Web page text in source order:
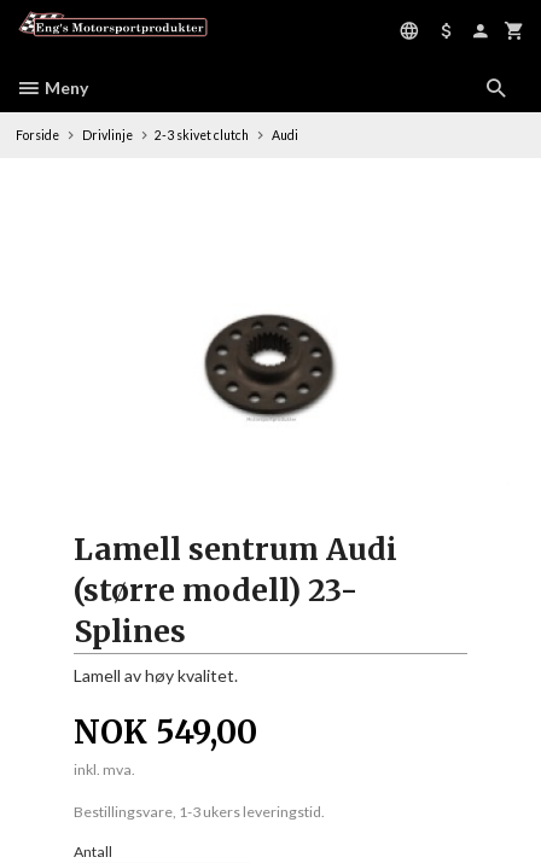
Meny
Forside Drivlinje 2-3 skivet clutch Audi
Lamell sentrum Audi
(større modell) 23-
Splines
Lamell av høy kvalitet.
NOK 549,00
inkl. mva.
Bestillingsvare, 1-3 ukers leveringstid.
Antall